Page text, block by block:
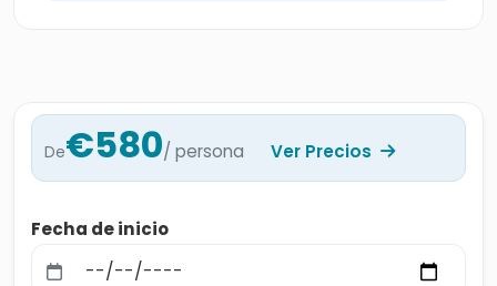
De€580/ persona Ver Precios
Fecha de inicio